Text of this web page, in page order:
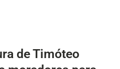
de Timóteo